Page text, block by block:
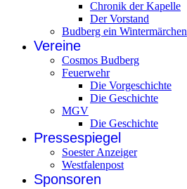
Chronik der Kapelle
Der Vorstand
Budberg ein Wintermärchen
Vereine
Cosmos Budberg
Feuerwehr
Die Vorgeschichte
Die Geschichte
MGV
Die Geschichte
Pressespiegel
Soester Anzeiger
Westfalenpost
Sponsoren